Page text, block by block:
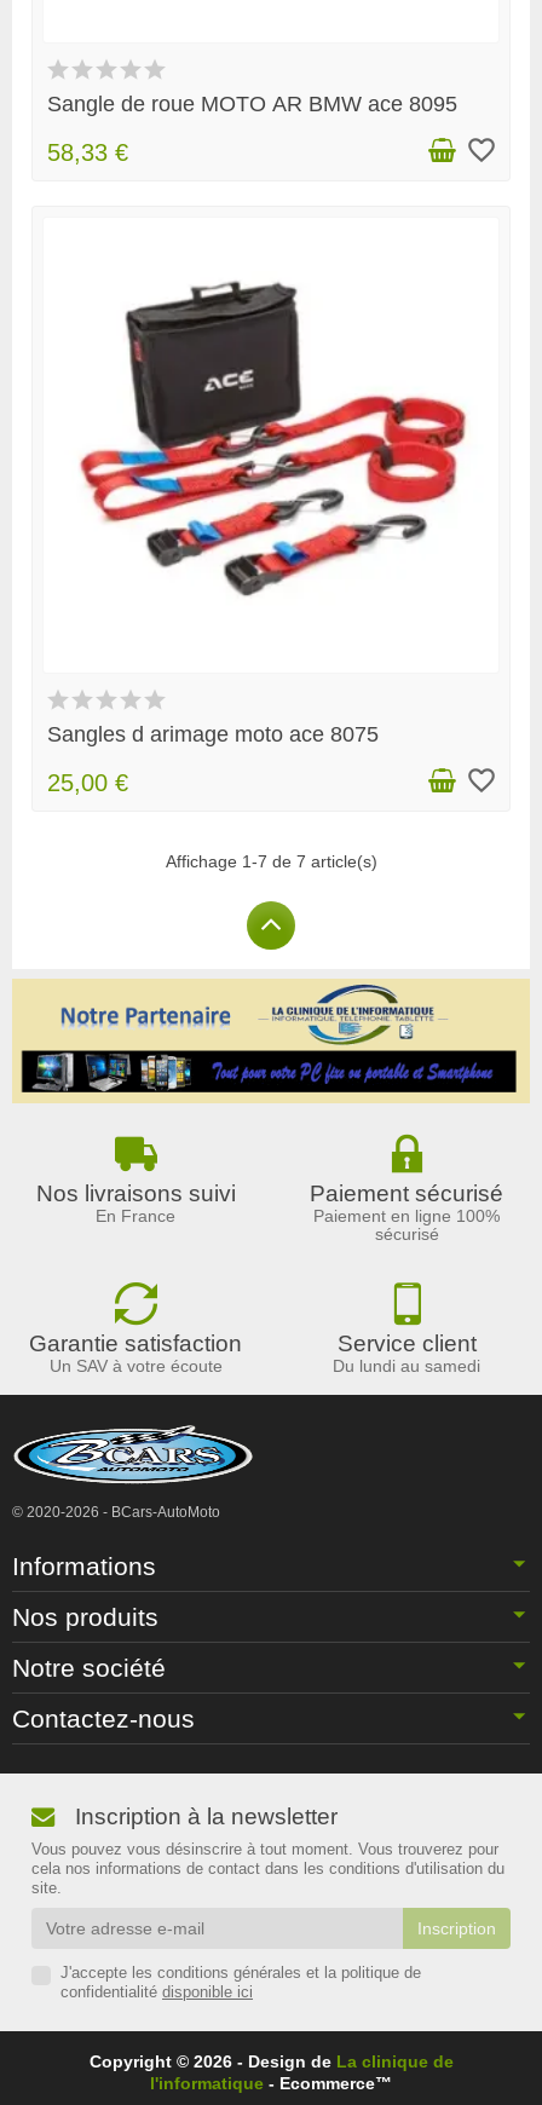
Sangle de roue MOTO AR BMW ace 8095
58,33 € favorite_border
Sangles d arimage moto ace 8075
25,00 € favorite_border
Affichage 1-7 de 7 article(s)
Nos livraisons suivi
En France
Paiement sécurisé
Paiement en ligne 100%
sécurisé
Garantie satisfaction
Un SAV à votre écoute
Service client
Du lundi au samedi
© 2020-2026 - BCars-AutoMoto
Informations
Nos produits
Notre société
Contactez-nous
Inscription à la newsletter
Vous pouvez vous désinscrire à tout moment. Vous trouverez pour
cela nos informations de contact dans les conditions d'utilisation du
site.
J'accepte les conditions générales et la politique de
confidentialité disponible ici
Copyright © 2026 - Design de La clinique de
l'informatique - Ecommerce™